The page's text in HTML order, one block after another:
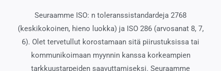
Seuraamme ISO: n toleranssistandardeja 2768
(keskikokoinen, hieno luokka) ja ISO 286 (arvosanat 8, 7,
6). Olet tervetullut korostamaan sitä piirustuksissa tai
kommunikoimaan myynnin kanssa korkeampien
tarkkuustarpeiden saavuttamiseksi. Seuraamme